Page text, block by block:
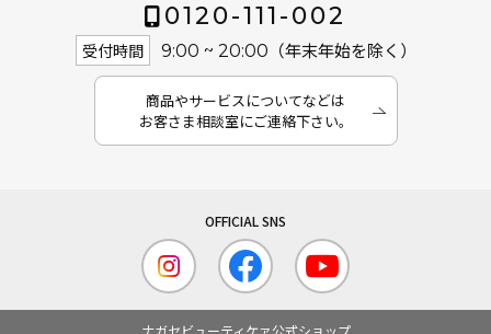
0120-111-002
受付時間 9:00 ~ 20:00 （年末年始を除く）
商品やサービスについてなどは
お客さま相談室にご連絡下さい。